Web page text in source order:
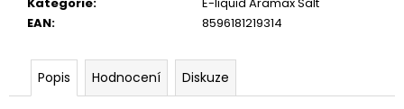
EAN: 8596181219314
Popis Hodnocení Diskuze
800
Původně:
169
Kč